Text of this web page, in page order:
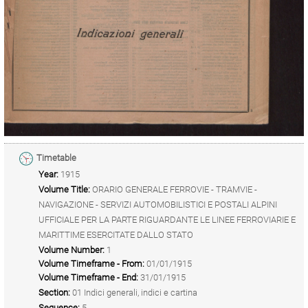
Timetable
Year: 1915
Volume Title: ORARIO GENERALE FERROVIE - TRAMVIE -
NAVIGAZIONE - SERVIZI AUTOMOBILISTICI E POSTALI ALPINI
UFFICIALE PER LA PARTE RIGUARDANTE LE LINEE FERROVIARIE E
MARITTIME ESERCITATE DALLO STATO
Volume Number: 1
Volume Timeframe - From: 01/01/1915
Volume Timeframe - End: 31/01/1915
Section: 01 Indici generali, indici e cartina